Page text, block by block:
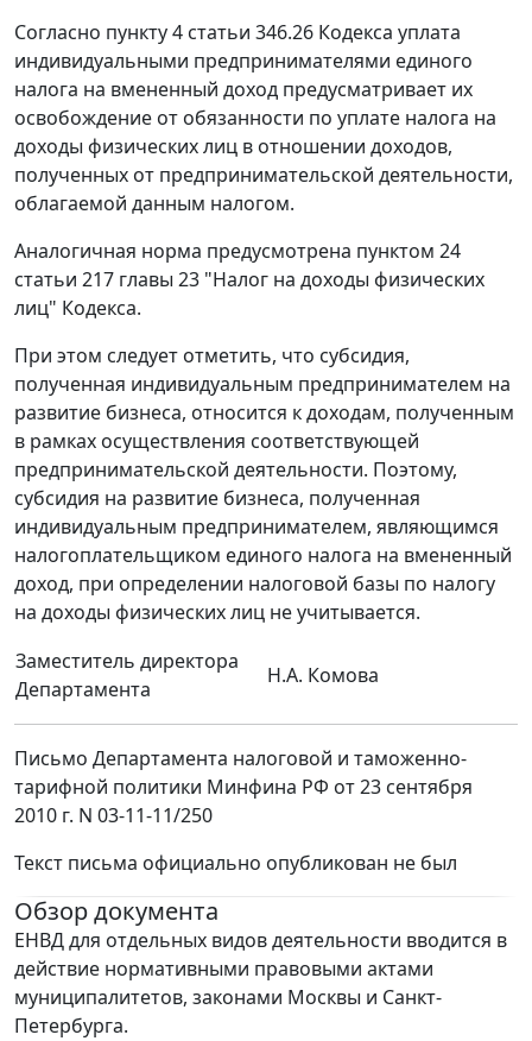
Согласно пункту 4 статьи 346.26 Кодекса уплата
индивидуальными предпринимателями единого
налога на вмененный доход предусматривает их
освобождение от обязанности по уплате налога на
доходы физических лиц в отношении доходов,
полученных от предпринимательской деятельности,
облагаемой данным налогом.
Аналогичная норма предусмотрена пунктом 24
статьи 217 главы 23 "Налог на доходы физических
лиц" Кодекса.
При этом следует отметить, что субсидия,
полученная индивидуальным предпринимателем на
развитие бизнеса, относится к доходам, полученным
в рамках осуществления соответствующей
предпринимательской деятельности. Поэтому,
субсидия на развитие бизнеса, полученная
индивидуальным предпринимателем, являющимся
налогоплательщиком единого налога на вмененный
доход, при определении налоговой базы по налогу
на доходы физических лиц не учитывается.
Заместитель директора
Департамента
Н.А. Комова
Письмо Департамента налоговой и таможенно-
тарифной политики Минфина РФ от 23 сентября
2010 г. N 03-11-11/250
Текст письма официально опубликован не был
Обзор документа
ЕНВД для отдельных видов деятельности вводится в
действие нормативными правовыми актами
муниципалитетов, законами Москвы и Санкт-
Петербурга.